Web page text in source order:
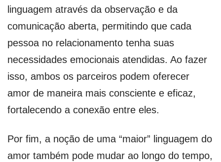
linguagem através da observação e da
comunicação aberta, permitindo que cada
pessoa no relacionamento tenha suas
necessidades emocionais atendidas. Ao fazer
isso, ambos os parceiros podem oferecer
amor de maneira mais consciente e eficaz,
fortalecendo a conexão entre eles.
Por fim, a noção de uma “maior” linguagem do
amor também pode mudar ao longo do tempo,